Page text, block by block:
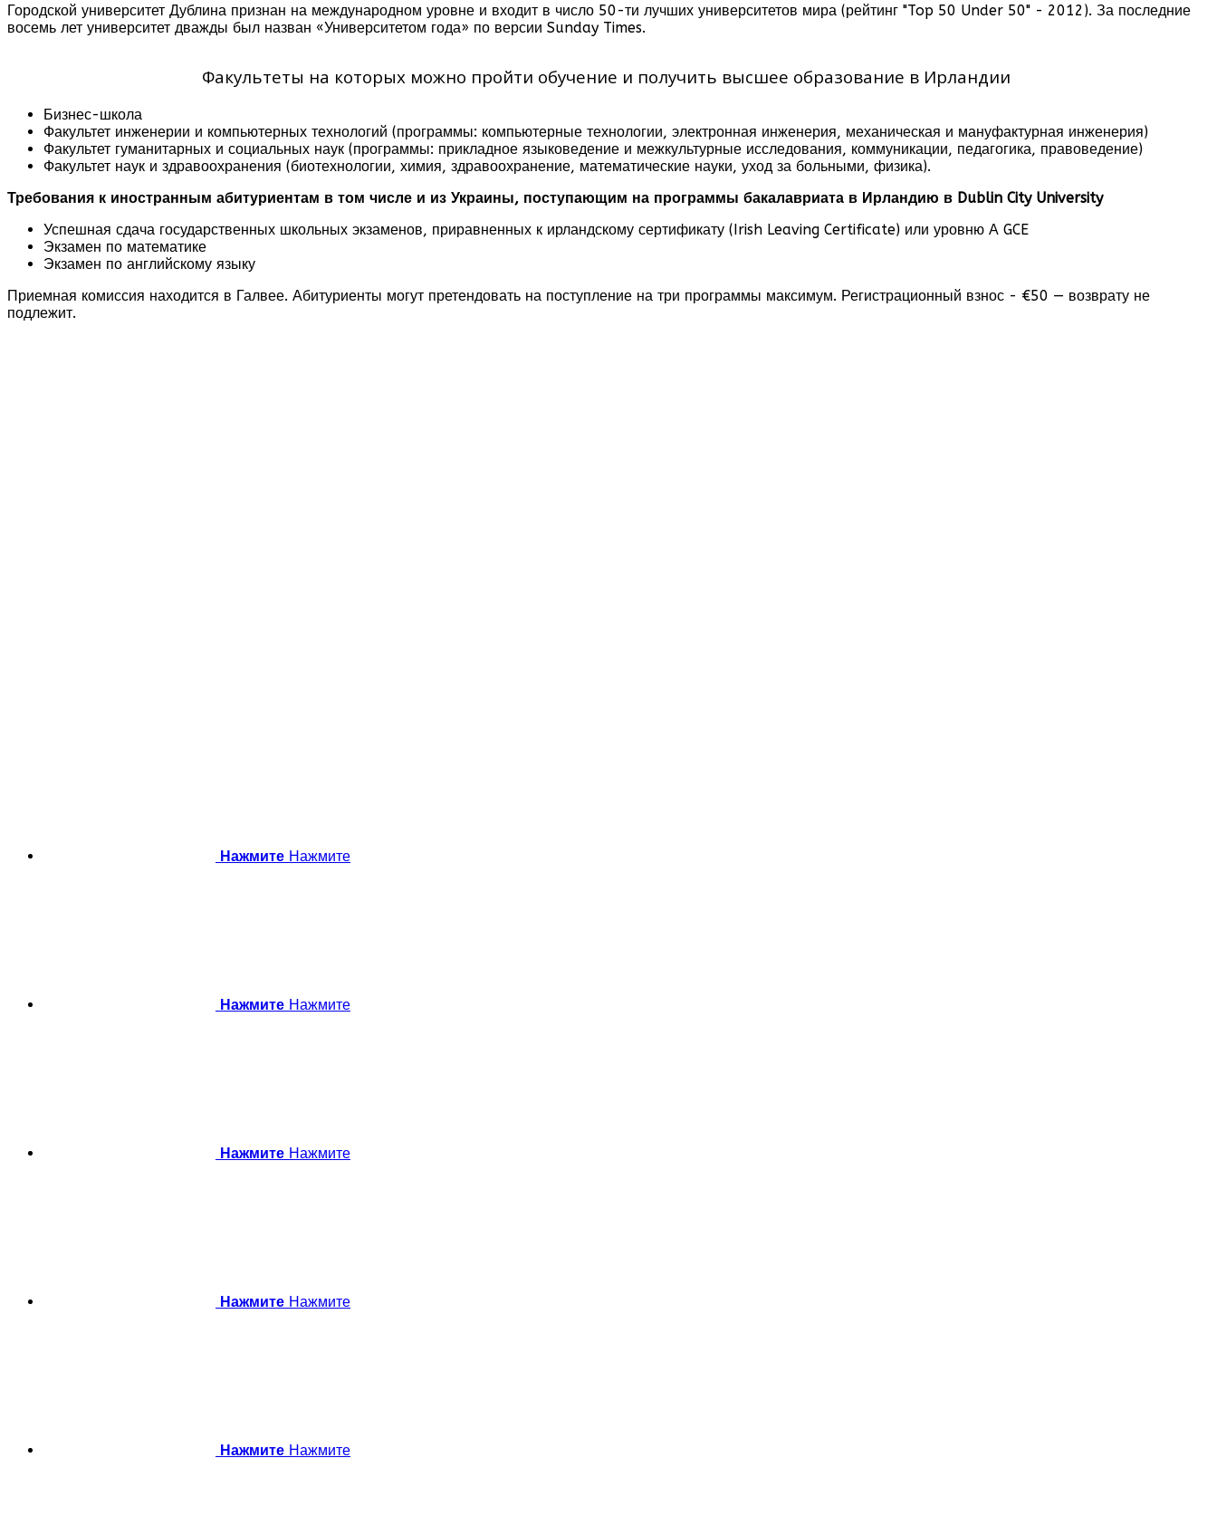
Городской университет Дублина признан на международном уровне и входит в число 50-ти лучших университетов мира (рейтинг "Top 50 Under 50" - 2012). За последние
восемь лет университет дважды был назван «Университетом года» по версии Sunday Times.
Факультеты на которых можно пройти обучение и получить высшее образование в Ирландии
Бизнес-школа
Факультет инженерии и компьютерных технологий (программы: компьютерные технологии, электронная инженерия, механическая и мануфактурная инженерия)
Факультет гуманитарных и социальных наук (программы: прикладное языковедение и межкультурные исследования, коммуникации, педагогика, правоведение)
Факультет наук и здравоохранения (биотехнологии, химия, здравоохранение, математические науки, уход за больными, физика).
Требования к иностранным абитуриентам в том числе и из Украины, поступающим на программы бакалавриата в Ирландию в Dublin City University
Успешная сдача государственных школьных экзаменов, приравненных к ирландскому сертификату (Irish Leaving Certificate) или уровню А GCE
Экзамен по математике
Экзамен по английскому языку
Приемная комиссия находится в Галвее. Абитуриенты могут претендовать на поступление на три программы максимум. Регистрационный взнос - €50 — возврату не
подлежит.
Нажмите Нажмите
Нажмите Нажмите
Нажмите Нажмите
Нажмите Нажмите
Нажмите Нажмите